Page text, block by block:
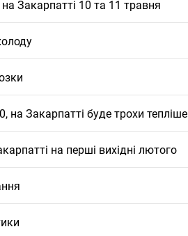
Закарпатті 10 та 11 травня
на Закарпатті буде трохи тепліше
на перші вихідні лютого